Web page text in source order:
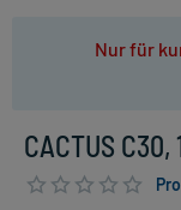
Nur für
CACTUS C30,